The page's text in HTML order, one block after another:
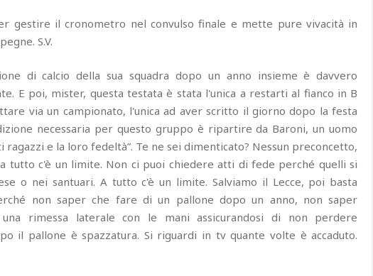
gestire il cronometro nel convulso finale e mette pure vivacità in
S.V.
di calcio della sua squadra dopo un anno insieme è davvero
E poi, mister, questa testata è stata l'unica a restarti al fianco in B
via un campionato, l'unica ad aver scritto il giorno dopo la festa
necessaria per questo gruppo è ripartire da Baroni, un uomo
ragazzi e la loro fedeltà”. Te ne sei dimenticato? Nessun preconcetto,
tutto c'è un limite. Non ci puoi chiedere atti di fede perché quelli si
o nei santuari. A tutto c'è un limite. Salviamo il Lecce, poi basta
non saper che fare di un pallone dopo un anno, non saper
rimessa laterale con le mani assicurandosi di non perdere
il pallone è spazzatura. Si riguardi in tv quante volte è accaduto.